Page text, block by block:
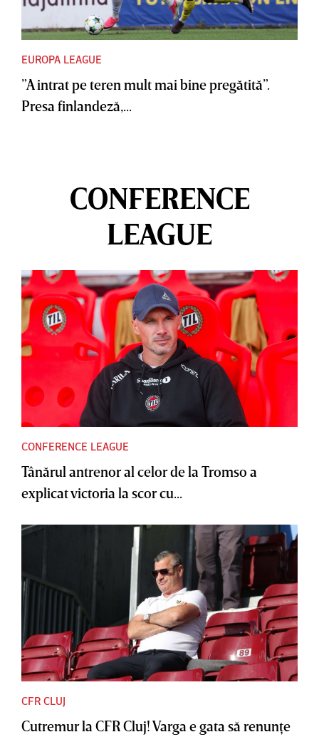
EUROPA LEAGUE
”A intrat pe teren mult mai bine pregătită”.
Presa finlandeză,...
CONFERENCE
LEAGUE
CONFERENCE LEAGUE
Tânărul antrenor al celor de la Tromso a
explicat victoria la scor cu...
CFR CLUJ
Cutremur la CFR Cluj! Varga e gata să renunţe